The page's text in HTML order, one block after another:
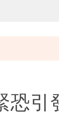
：民進黨
台灣人沒有
恐